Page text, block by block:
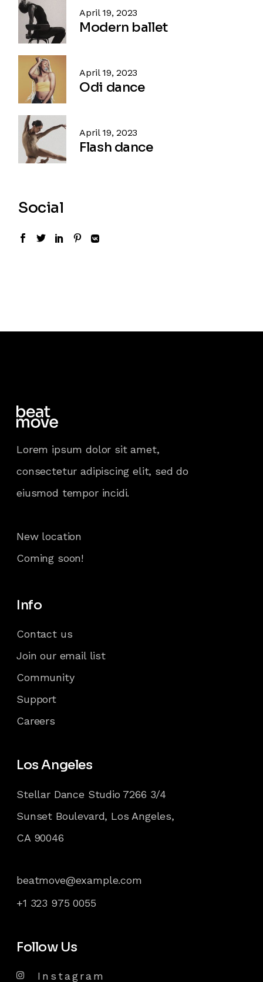
Modern ballet
April 19, 2023
Odi dance
April 19, 2023
Flash dance
April 19, 2023
Social
Lorem ipsum dolor sit amet,
consectetur adipiscing elit, sed do
eiusmod tempor incidi.
New location
Coming soon!
Info
Contact us
Join our email list
Community
Support
Careers
Los Angeles
Stellar Dance Studio 7266 3/4
Sunset Boulevard, Los Angeles,
CA 90046
beatmove@example.com
+1 323 975 0055
Follow Us
Instagram